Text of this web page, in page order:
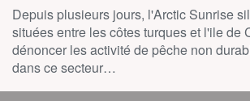
Depuis plusieurs jours, l'Arctic Sunrise
situées entre les côtes turques et l'ile de
dénoncer les activité de pêche non
dans ce secteur…